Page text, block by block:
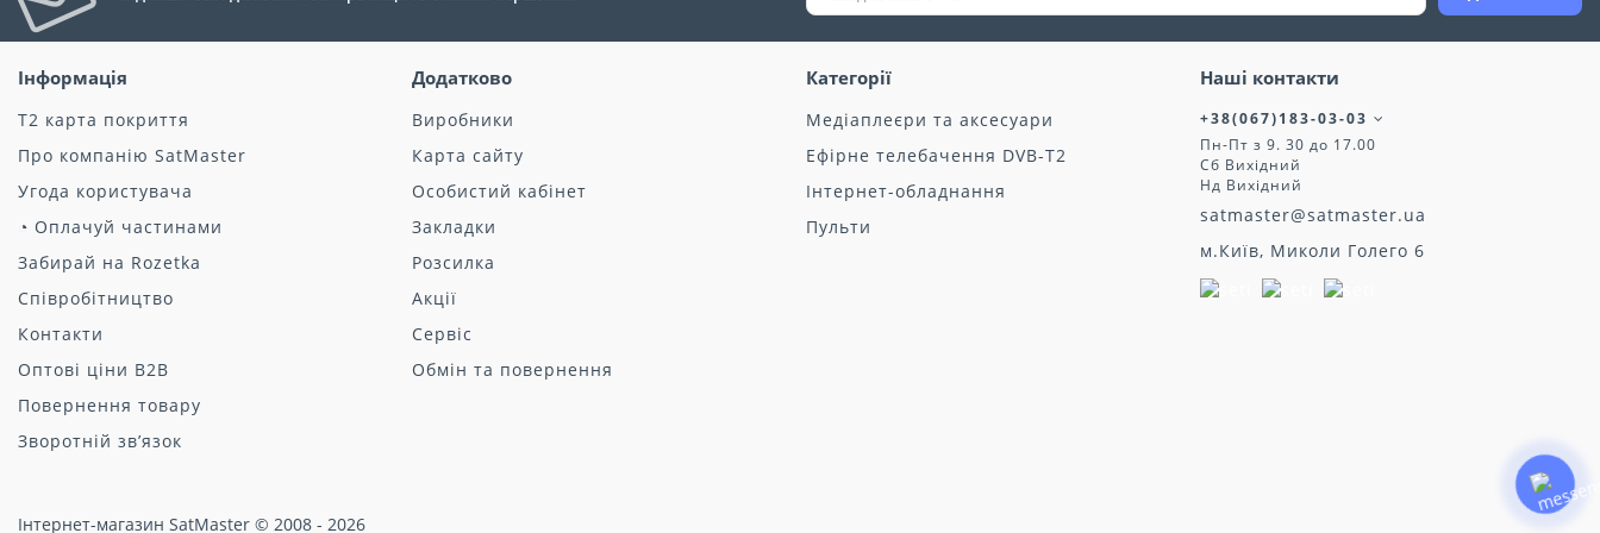
Інформація
Т2 карта покриття
Про компанію SatMaster
Угода користувача
◔ Оплачуй частинами
Забирай на Rozetka
Співробітництво
Контакти
Оптові ціни B2B
Повернення товару
Зворотній зв’язок
Додатково
Виробники
Карта сайту
Особистий кабінет
Закладки
Розсилка
Акції
Сервіс
Обмін та повернення
Категорії
Медіаплеєри та аксесуари
Ефірне телебачення DVB-T2
Інтернет-обладнання
Пульти
Наші контакти
+38(067)183-03-03
Пн-Пт з 9. 30 до 17.00
Сб Вихідний
Нд Вихідний
satmaster@satmaster.ua
м.Київ, Миколи Голего 6
Інтернет-магазин SatMaster © 2008 - 2026